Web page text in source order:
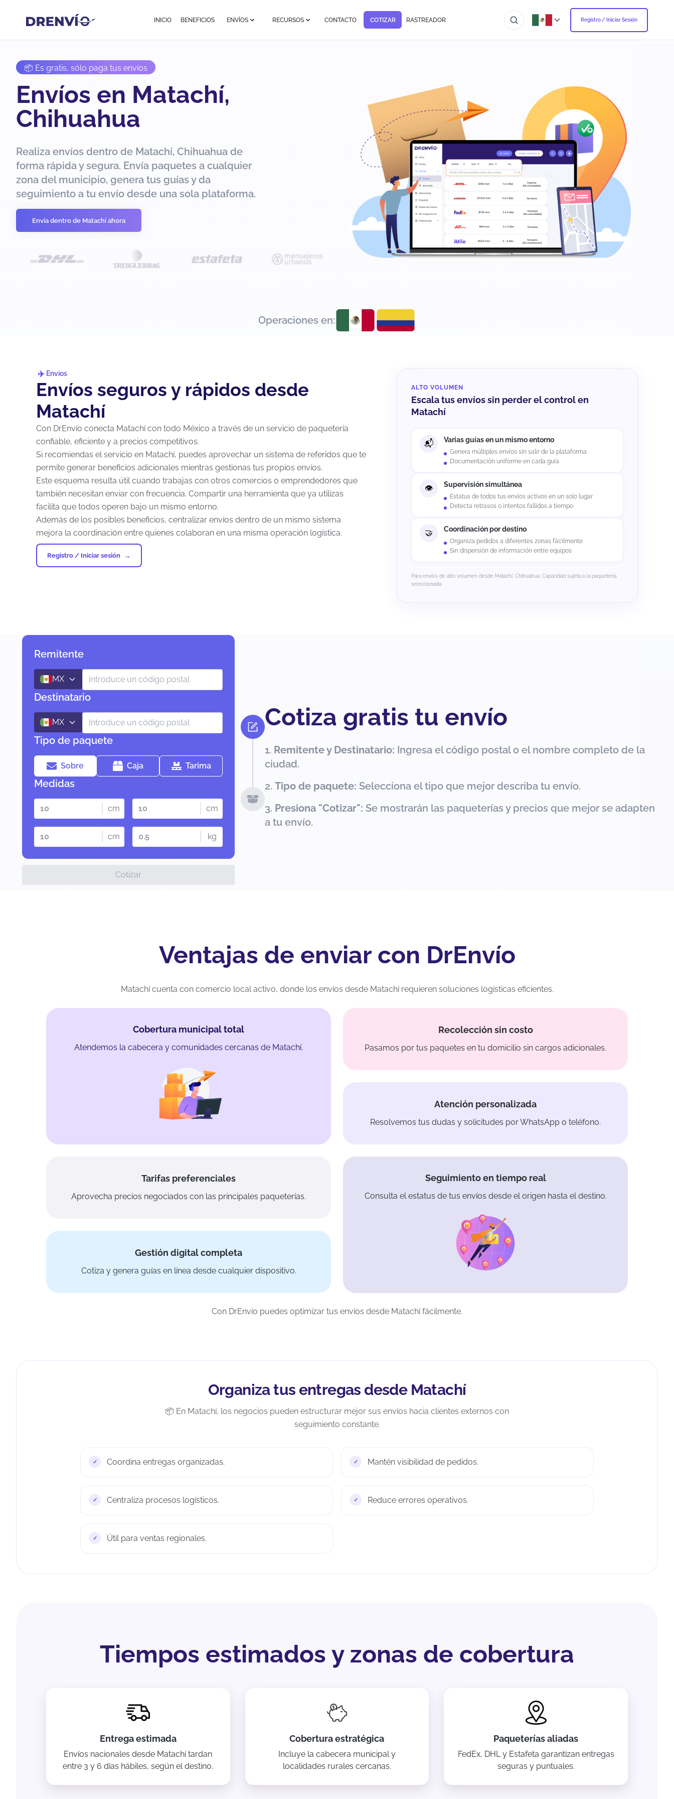
INICIO BENEFICIOS ENVÍOS RECURSOS CONTACTO COTIZAR RASTREADOR Registro / Iniciar Sesión
📦 Es gratis, sólo paga tus envíos
Envíos en Matachí,
Chihuahua
Realiza envíos dentro de Matachí, Chihuahua de
forma rápida y segura. Envía paquetes a cualquier
zona del municipio, genera tus guías y da
seguimiento a tu envío desde una sola plataforma.
Envía dentro de Matachí ahora
Operaciones en:
Envíos
Envíos seguros y rápidos desde
Matachí
Con DrEnvío conecta Matachí con todo México a través de un servicio de paquetería
confiable, eficiente y a precios competitivos.
Si recomiendas el servicio en Matachí, puedes aprovechar un sistema de referidos que te
permite generar beneficios adicionales mientras gestionas tus propios envíos.
Este esquema resulta útil cuando trabajas con otros comercios o emprendedores que
también necesitan enviar con frecuencia. Compartir una herramienta que ya utilizas
facilita que todos operen bajo un mismo entorno.
Además de los posibles beneficios, centralizar envíos dentro de un mismo sistema
mejora la coordinación entre quienes colaboran en una misma operación logística.
Registro / Iniciar sesión
ALTO VOLUMEN
Escala tus envíos sin perder el control en
Matachí
Varias guías en un mismo entorno
Genera múltiples envíos sin salir de la plataforma
Documentación uniforme en cada guía
Supervisión simultánea
Estatus de todos tus envíos activos en un solo lugar
Detecta retrasos o intentos fallidos a tiempo
Coordinación por destino
Organiza pedidos a diferentes zonas fácilmente
Sin dispersión de información entre equipos
Para envíos de alto volumen desde Matachí, Chihuahua. Capacidad sujeta a la paquetería
seleccionada.
Remitente
MX
Destinatario
MX
Tipo de paquete
Sobre Caja Tarima
Medidas
cm cm
cm kg
Cotizar
Cotiza gratis tu envío
Remitente y Destinatario: Ingresa el código postal o el nombre completo de la
ciudad.
Tipo de paquete: Selecciona el tipo que mejor describa tu envío.
Presiona "Cotizar": Se mostrarán las paqueterías y precios que mejor se adapten
a tu envío.
Ventajas de enviar con DrEnvío
Matachí cuenta con comercio local activo, donde los envíos desde Matachí requieren soluciones logísticas eficientes.
Cobertura municipal total
Atendemos la cabecera y comunidades cercanas de Matachí.
Recolección sin costo
Pasamos por tus paquetes en tu domicilio sin cargos adicionales.
Atención personalizada
Resolvemos tus dudas y solicitudes por WhatsApp o teléfono.
Tarifas preferenciales
Aprovecha precios negociados con las principales paqueterías.
Seguimiento en tiempo real
Consulta el estatus de tus envíos desde el origen hasta el destino.
Gestión digital completa
Cotiza y genera guías en línea desde cualquier dispositivo.
Con DrEnvío puedes optimizar tus envíos desde Matachí fácilmente.
Organiza tus entregas desde Matachí
📦 En Matachí, los negocios pueden estructurar mejor sus envíos hacia clientes externos con
seguimiento constante.
Coordina entregas organizadas. Mantén visibilidad de pedidos.
Centraliza procesos logísticos. Reduce errores operativos.
Útil para ventas regionales.
Tiempos estimados y zonas de cobertura
Entrega estimada
Envíos nacionales desde Matachí tardan
entre 3 y 6 días hábiles, según el destino.
Cobertura estratégica
Incluye la cabecera municipal y
localidades rurales cercanas.
Paqueterías aliadas
FedEx, DHL y Estafeta garantizan entregas
seguras y puntuales.